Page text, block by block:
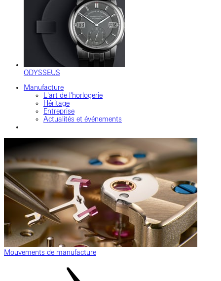
ODYSSEUS
Manufacture
L'art de l'horlogerie
Héritage
Entreprise
Actualités et événements
Mouvements de manufacture